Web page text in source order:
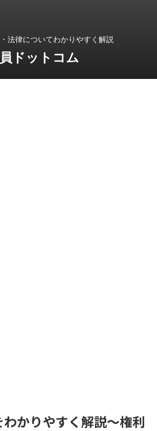
法律についてわかりやすく解説
ドットコム
かりやすく解説〜権利